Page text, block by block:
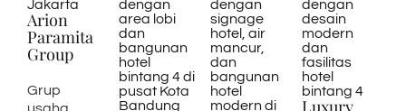
Arion
Paramita
Group
Grup
usaha
Luxury